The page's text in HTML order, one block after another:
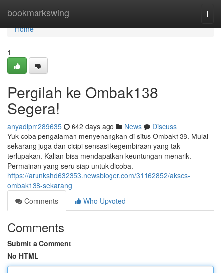
bookmarkswing
Home
Home
1
Pergilah ke Ombak138
Segera!
anyadipm289635 642 days ago News
Discuss
Yuk coba pengalaman menyenangkan di situs Ombak138. Mulai
sekarang juga dan cicipi sensasi kegembiraan yang tak
terlupakan. Kalian bisa mendapatkan keuntungan menarik.
Permainan yang seru siap untuk dicoba.
https://arunkshd632353.newsbloger.com/31162852/akses-
ombak138-sekarang
Comments
Who Upvoted
Comments
Submit a Comment
No HTML